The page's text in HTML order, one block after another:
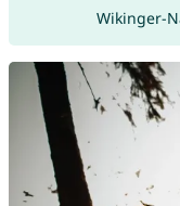
Wikinger-